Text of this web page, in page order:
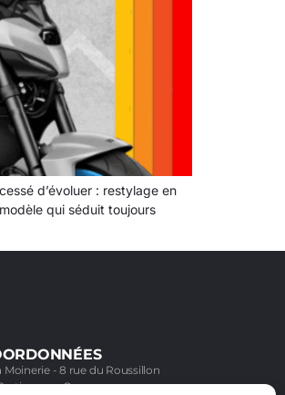
d’évoluer : restylage en
qui séduit toujours
Moinerie - 8 rue du Roussillon
sur Orge